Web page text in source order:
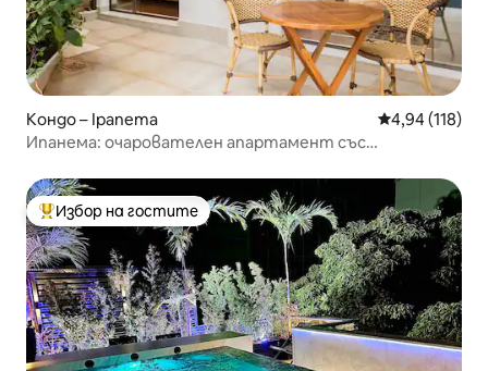
Кондо – Ipanema Средна
4,94 (118)
Ипанема: очарователен апартамент със
Най-популярен избор на гостите
Избор на гостите